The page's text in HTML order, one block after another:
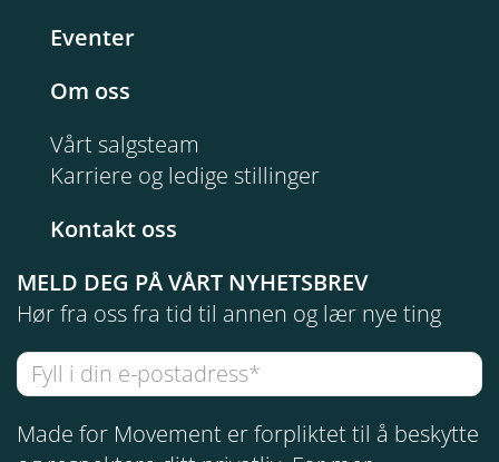
Eventer
Om oss
Vårt salgsteam
Karriere og ledige stillinger
Kontakt oss
MELD DEG PÅ VÅRT NYHETSBREV
Hør fra oss fra tid til annen og lær nye ting
Made for Movement er forpliktet til å beskytte